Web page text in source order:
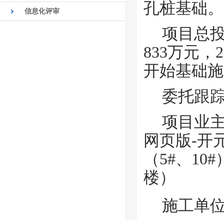
信息化评审
孔桩基础。
项目总
833万元，
开始基础
委托跟
项目业
网页版-开
（5#、10#
楼）
施工单